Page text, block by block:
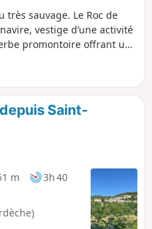
sauvage. Le Roc de
vestige d’une activité
promontoire offrant un
2021 : Le Roc de
électrifiée) Voir fiche
de-Boulogne - Gourdon
6-7 pour les 2
au Roc de Gourdon
Saint-
m
3h 40